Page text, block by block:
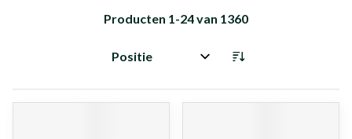
Producten 1-24van 1360
Sorteer op: